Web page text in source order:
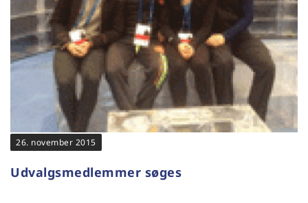
26. november 2015
Udvalgsmedlemmer søges